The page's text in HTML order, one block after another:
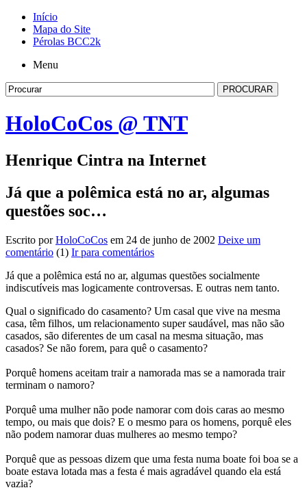
Início
Mapa do Site
Pérolas BCC2k
Menu
HoloCoCos @ TNT
Henrique Cintra na Internet
Já que a polêmica está no ar, algumas
questões soc…
Escrito porHoloCoCos em 24 de junho de 2002 Deixe um
comentário (1) Ir para comentários
Já que a polêmica está no ar, algumas questões socialmente
indiscutíveis mas logicamente controversas. E outras nem tanto.
Qual o significado do casamento? Um casal que vive na mesma
casa, têm filhos, um relacionamento super saudável, mas não são
casados, são diferentes de um casal na mesma situação, mas
casados? Se não forem, para quê o casamento?
Porquê homens aceitam trair a namorada mas se a namorada trair
terminam o namoro?
Porquê uma mulher não pode namorar com dois caras ao mesmo
tempo, ou mais que dois? E o mesmo para os homens, porquê eles
não podem namorar duas mulheres ao mesmo tempo?
Porquê que as pessoas dizem que uma festa numa boate foi boa se a
boate estava lotada mas a festa é mais agradável quando ela está
vazia?